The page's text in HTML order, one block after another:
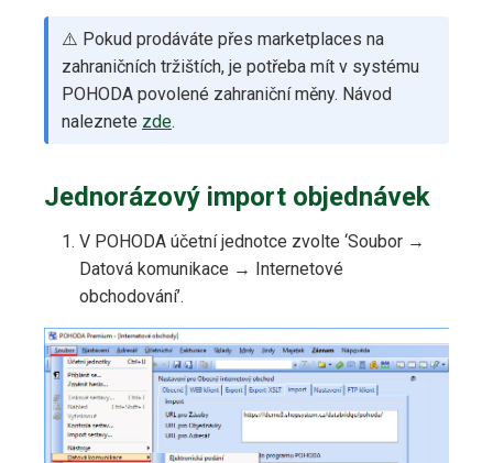
⚠️ Pokud prodáváte přes marketplaces na
zahraničních tržištích, je potřeba mít v systému
POHODA povolené zahraniční měny. Návod
naleznete zde.
Jednorázový import objednávek
V POHODA účetní jednotce zvolte ‘Soubor →
Datová komunikace → Internetové
obchodování’.